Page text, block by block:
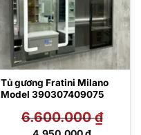
Tủ gương Fratini Milano
Model 390307409075
6.600.000₫
Giá